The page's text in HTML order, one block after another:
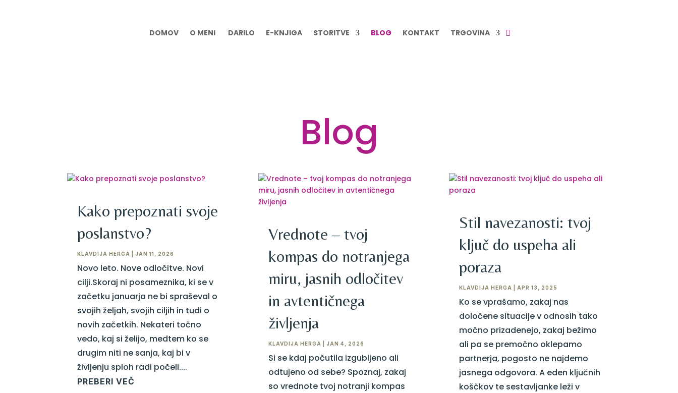
DOMOV O MENI DARILO E-KNJIGA STORITVE BLOG KONTAKT TRGOVINA
Blog
Kako prepoznati svoje
poslanstvo?
KLAVDIJA HERGA |JAN 11, 2026
Novo leto. Nove odločitve. Novi
cilji.Skoraj ni posameznika, ki se v
začetku januarja ne bi spraševal o
svojih željah, svojih ciljih in tudi o
novih začetkih. Nekateri točno
vedo, kaj si želijo, medtem ko se
drugim niti ne sanja, kaj bi v
življenju sploh radi počeli....
PREBERI VEČ
Vrednote – tvoj
kompas do notranjega
miru, jasnih odločitev
in avtentičnega
življenja
KLAVDIJA HERGA JAN 4, 2026
Si se kdaj počutila izgubljeno ali
odtujeno od sebe? Spoznaj, zakaj
so vrednote tvoj notranji kompas
Stil navezanosti: tvoj
ključ do uspeha ali
poraza
KLAVDIJA HERGA APR 13, 2025
Ko se vprašamo, zakaj nas
določene situacije v odnosih tako
močno prizadenejo, zakaj bežimo
ali pa se premočno oklepamo
partnerja, pogosto ne najdemo
jasnega odgovora. A eden ključnih
koščkov te sestavljanke leži v